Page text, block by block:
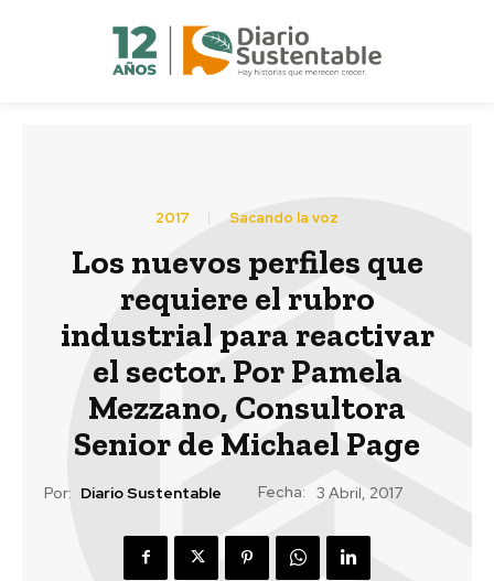
2017 Sacando la voz
Los nuevos perfiles que
requiere el rubro
industrial para reactivar
el sector. Por Pamela
Mezzano, Consultora
Senior de Michael Page
Por: Diario Sustentable Fecha: 3 Abril, 2017